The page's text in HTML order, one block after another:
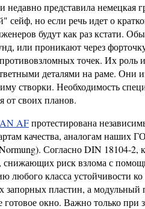
представила немецкая
но если речь идет о
будут как раз кстати.
или проникают через
точек. Их роль
деталями на раме. Они
створки. Необходимость
от своих планов.
AFпротестирована
качества, аналогам наших
Согласно DIN 18104-2,
снижающих риск взлома с
любого класса устойчивости
запорных пластин, а модульный
окно. Важно только при